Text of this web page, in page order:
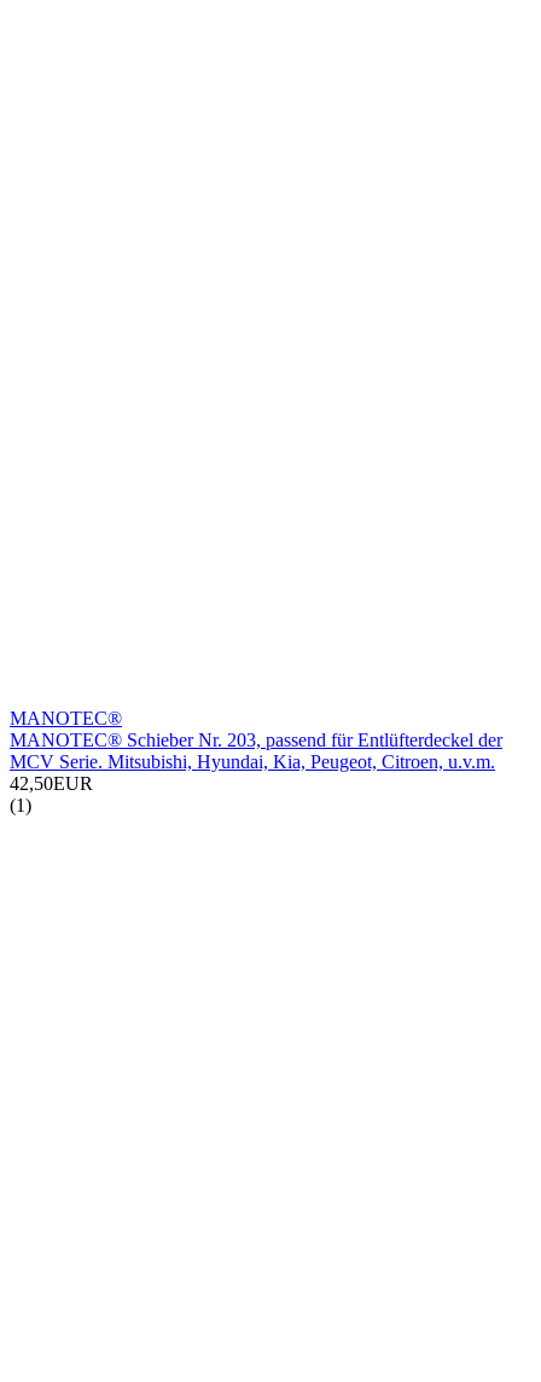
MANOTEC®
MANOTEC® Schieber Nr. 203, passend für Entlüfterdeckel der
MCV Serie. Mitsubishi, Hyundai, Kia, Peugeot, Citroen, u.v.m.
42,50EUR
(1)